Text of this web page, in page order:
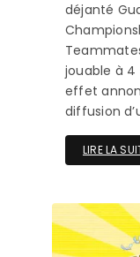
déjanté
jouable à 4
effet
diffusion
LIRE LA